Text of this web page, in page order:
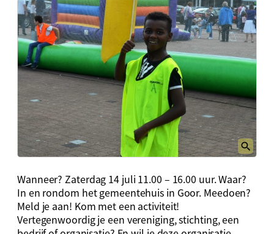
Wanneer? Zaterdag 14 juli 11.00 – 16.00 uur. Waar?
In en rondom het gemeentehuis in Goor. Meedoen?
Meld je aan! Kom met een activiteit!
Vertegenwoordig je een vereniging, stichting, een